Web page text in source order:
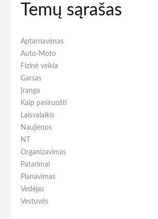
Temų sąrašas
Aptarnavimas
Auto-Moto
Fizinė veikla
Garsas
Įranga
Kaip pasiruošti
Laisvalaikis
Naujienos
NT
Organizavimas
Patarimai
Planavimas
Vedėjas
Vestuvės